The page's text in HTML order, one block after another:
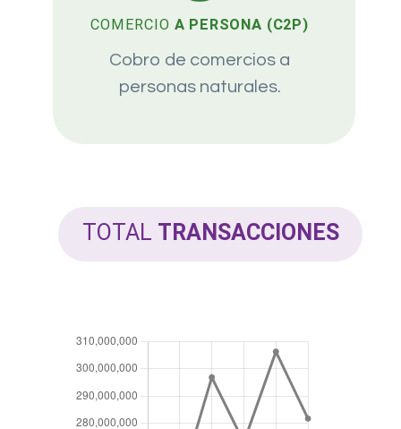
COMERCIO A PERSONA (C2P)
Cobro de comercios a
personas naturales.
TOTAL TRANSACCIONES